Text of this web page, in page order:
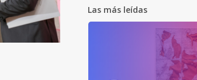
Las más leídas